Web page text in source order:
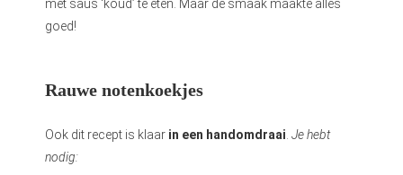
met saus ‘koud’ te eten. Maar de smaak maakte alles
goed!
Rauwe notenkoekjes
Ook dit recept is klaar in een handomdraai Je hebt
nodig: